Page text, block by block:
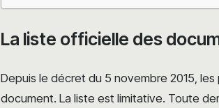
La liste officielle des
Depuis le décret du 5 novembre 2015,
document. La liste est limitative. Toute